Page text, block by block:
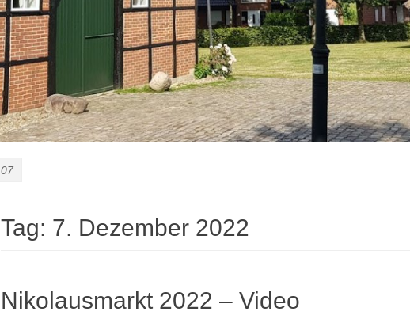
07
Tag: 7. Dezember 2022
Nikolausmarkt 2022 – Video